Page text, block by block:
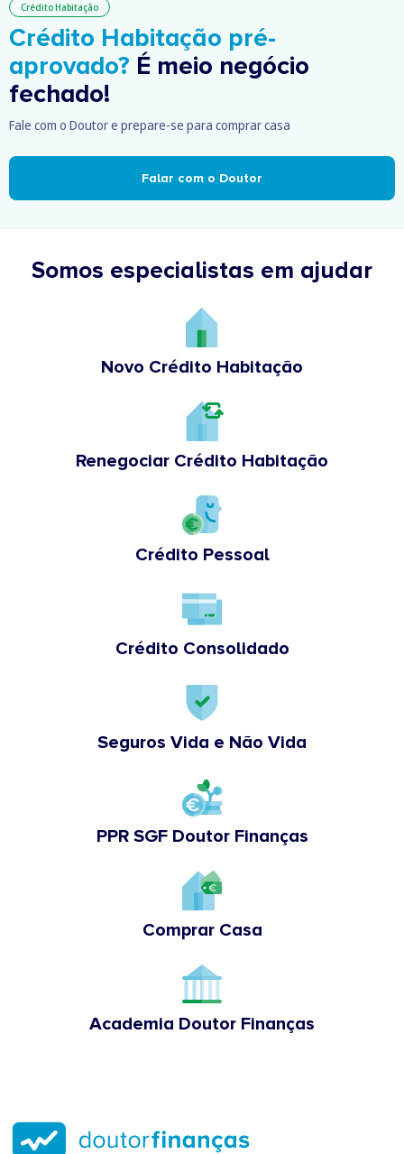
Crédito Habitação
Crédito Habitação pré-
aprovado? É meio negócio
fechado!
Fale com o Doutor e prepare-se para comprar casa
Falar com o Doutor
Somos especialistas em ajudar
Novo Crédito Habitação
Renegociar Crédito Habitação
Crédito Pessoal
Crédito Consolidado
Seguros Vida e Não Vida
PPR SGF Doutor Finanças
Comprar Casa
Academia Doutor Finanças